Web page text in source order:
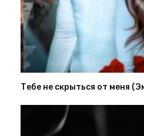
Тебе не скрыться от меня